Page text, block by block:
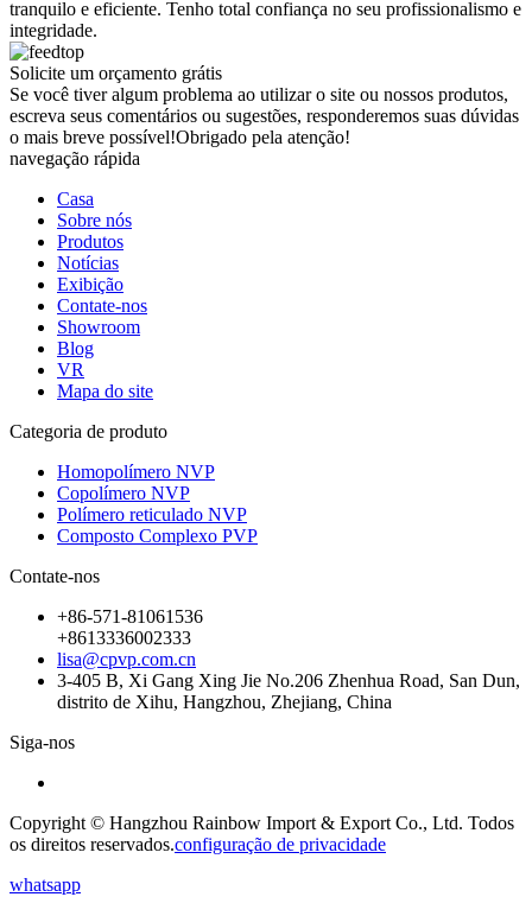
tranquilo e eficiente. Tenho total confiança no seu profissionalismo e
integridade.
Solicite um orçamento grátis
Se você tiver algum problema ao utilizar o site ou nossos produtos,
escreva seus comentários ou sugestões, responderemos suas dúvidas
o mais breve possível!Obrigado pela atenção!
navegação rápida
Casa
Sobre nós
Produtos
Notícias
Exibição
Contate-nos
Showroom
Blog
VR
Mapa do site
Categoria de produto
Homopolímero NVP
Copolímero NVP
Polímero reticulado NVP
Composto Complexo PVP
Contate-nos
+86-571-81061536
+8613336002333
lisa@cpvp.com.cn
3-405 B, Xi Gang Xing Jie No.206 Zhenhua Road, San Dun,
distrito de Xihu, Hangzhou, Zhejiang, China
Siga-nos
Copyright © Hangzhou Rainbow Import & Export Co., Ltd. Todos
os direitos reservados.configuração de privacidade
whatsapp